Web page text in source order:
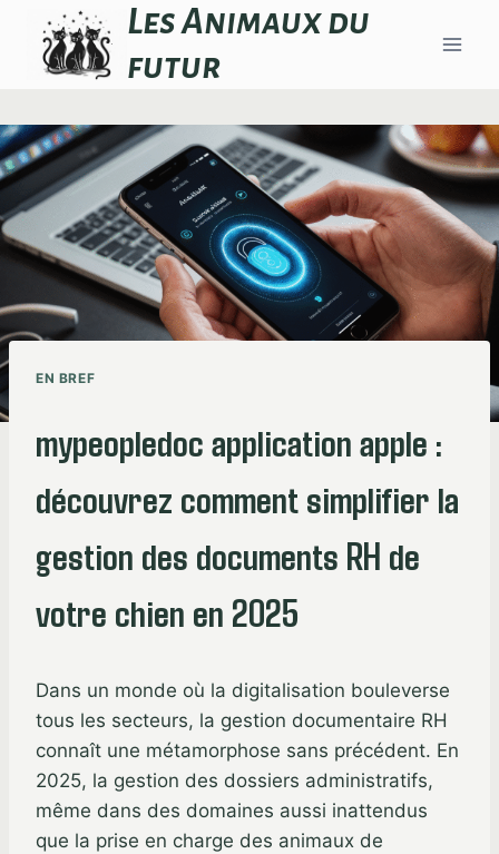
contenu
Les Animaux du
futur
EN BREF
mypeopledoc application apple :
découvrez comment simplifier la
gestion des documents RH de
votre chien en 2025
Dans un monde où la digitalisation bouleverse
tous les secteurs, la gestion documentaire RH
connaît une métamorphose sans précédent. En
2025, la gestion des dossiers administratifs,
même dans des domaines aussi inattendus
que la prise en charge des animaux de